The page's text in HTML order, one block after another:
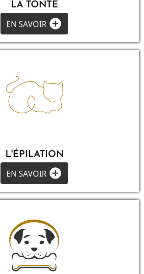
LA TONTE
EN SAVOIR add_circle
L'ÉPILATION
EN SAVOIR add_circle